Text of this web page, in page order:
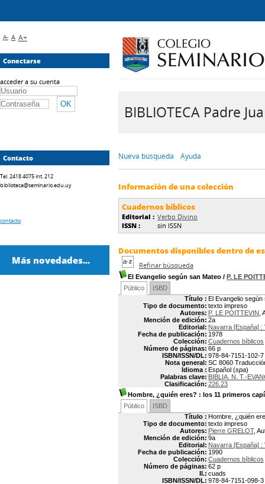
BIBLIOTECA Padre
Nueva búsqueda Ayuda
Información de una colección
Cuadernos bíblicos
Editorial : Verbo Divino
ISSN :
sin ISSN
Documentos disponibles dentro de
Refinar búsqueda
El Evangelio según san Mateo / P. LE
Público
ISBD
Título : El Evangelio según
Tipo de documento: texto impreso
Autores: P. LE POITTEVIN ,
Mención de edición: 2a
Editorial: Navarra [España] :
Fecha de publicación: 1978
Colección: Cuadernos bíblicos
Número de páginas: 66 p
ISBN/ISSN/DL: 978-84-7151-102-7
Nota general: SC 8060
Idioma : Español (spa)
Palabras clave: BIBLIA. N. T.-
Clasificación: 226.23
Hombre, ¿quién eres? : los 11 primeros
Público
ISBD
Título : Hombre, ¿quién
Tipo de documento: texto impreso
Autores: Pierre GRELOT,
Mención de edición: 9a
Editorial: Navarra [España] :
Fecha de publicación: 1990
Colección: Cuadernos bíblicos
Número de páginas: 62 p
Il.: cuads
ISBN/ISSN/DL: 978-84-7151-098-3
A- A A+
Conectarse
acceder a su cuenta
Contacto
Tel. 2418 4075 int. 212
biblioteca@seminario.edu.uy
contacto
Más novedades...